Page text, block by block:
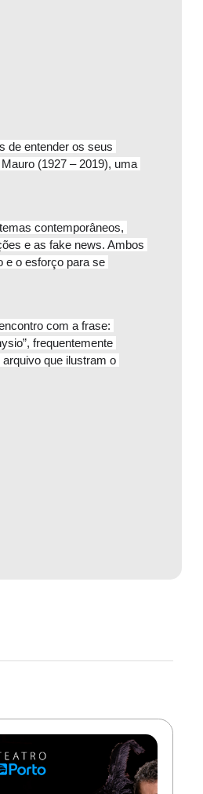
de entender os seus
(1927 – 2019), uma
contemporâneos,
e as fake news. Ambos
e o esforço para se
com a frase:
frequentemente
que ilustram o